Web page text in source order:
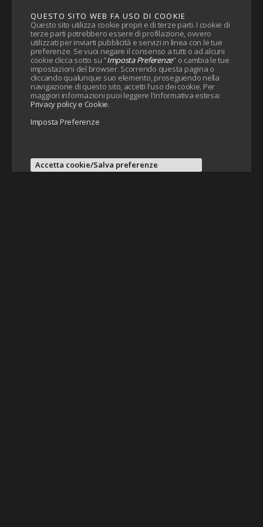
QUESTO SITO WEB FA USO DI COOKIE
Questo sito utilizza cookie propri e di terze parti. I cookie di
terze parti potrebbero essere di profilazione, ovvero
utilizzati per inviarti pubblicità e servizi in linea con le tue
preferenze. Se vuoi negare il consenso a tutti o ad alcuni
cookie clicca sotto su "Imposta Preferenze" o cambia le tue
impostazioni del browser. Scorrendo questa pagina o
cliccando qualunque suo elemento, proseguendo nella
navigazione di questo sito, accetti l'uso dei cookie. Per
maggiori informazioni puoi leggere l'informativa estesa:
Privacy policy e Cookie.
Imposta Preferenze
Accetta cookie/Salva preferenze